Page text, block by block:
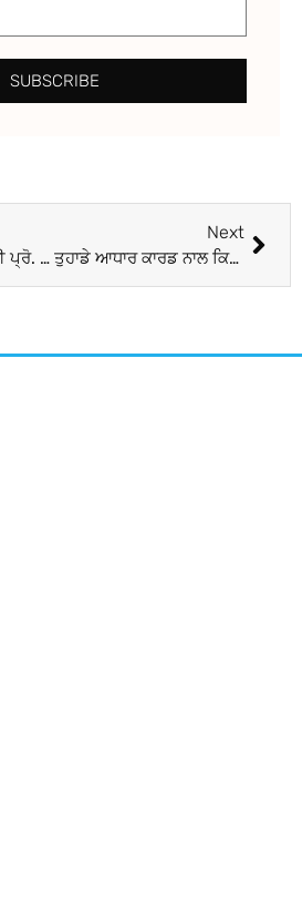
SUBSCRIBE
Sad News : ਯੁੱਗ ਕਵੀ ਪ੍ਰੋ. ਮੋਹਨ ਸਿੰਘ ਦੀ ਬੇਟੀ ਪ੍ਰੋ. ਜ਼ਿੰਦਾਂ ਪੁਰੀ ਦਾ ਦੇਹਾਂਤ, ਲੁਧਿਆਣਾ ‘ਚ ਹੋਇਆ ਸਸਕਾਰ
Next
ਤੁਹਾਡੇ ਆਧਾਰ ਕਾਰਡ ਨਾਲ ਕਿਹੜਾ ਬੈਂਕ ਖਾਤਾ ਹੈ ਲਿੰਕ, ਕਿਵੇਂ ਕਰਨਾ ਹੈ ਚੈੱਕ; ਜਾਣੋ ਸਟੈੱਪ ਬਾਇ ਸਟੈੱਪ ਪ੍ਰੋਸੈਸ